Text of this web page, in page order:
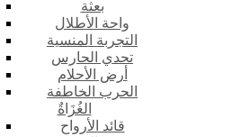
بعثة
واحة الأطلال
التجربة المنسية
تحدي الحارس
أرض الأحلام
الحرب الخاطفة
الغُزَاةٌ
قائد الأرواح